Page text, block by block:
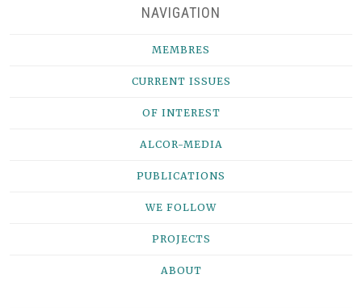
NAVIGATION
MEMBRES
CURRENT ISSUES
OF INTEREST
ALCOR-MEDIA
PUBLICATIONS
WE FOLLOW
PROJECTS
ABOUT